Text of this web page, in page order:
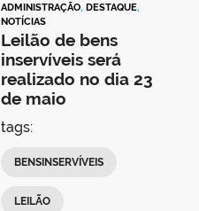
ADMINISTRAÇÃO, DESTAQUE,
NOTÍCIAS
Leilão de bens
inservíveis será
realizado no dia 23
de maio
tags:
BENSINSERVÍVEIS
LEILÃO